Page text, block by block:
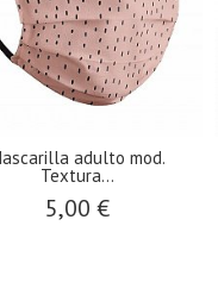
adulto mod.
Textura...
5,00 €